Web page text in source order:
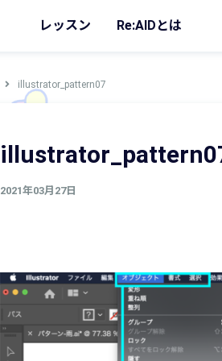
レッスン Re:AIDとは
illustrator_pattern07
2021年03月27日